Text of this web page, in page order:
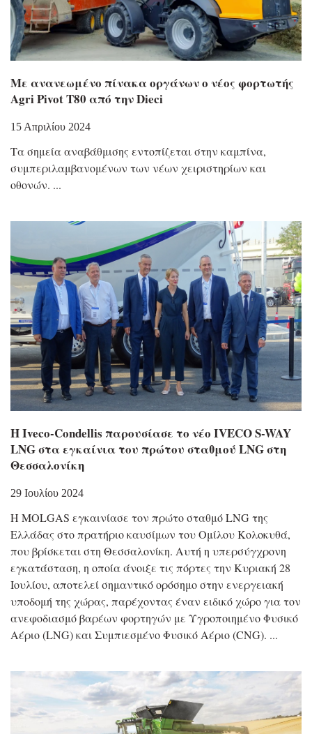
Με ανανεωμένο πίνακα οργάνων ο νέος φορτωτής
Agri Pivot T80 από την Dieci
15 Απριλίου 2024
Τα σημεία αναβάθμισης εντοπίζεται στην καμπίνα,
συμπεριλαμβανομένων των νέων χειριστηρίων και
οθονών.
Η Iveco-Condellis παρουσίασε το νέο IVECO S-WAY
LNG στα εγκαίνια του πρώτου σταθμού LNG στη
Θεσσαλονίκη
29 Ιουλίου 2024
Η MOLGAS εγκαινίασε τον πρώτο σταθμό LNG της
Ελλάδας στο πρατήριο καυσίμων του Ομίλου Κολοκυθά,
που βρίσκεται στη Θεσσαλονίκη. Αυτή η υπερσύγχρονη
εγκατάσταση, η οποία άνοιξε τις πόρτες την Κυριακή 28
Ιουλίου, αποτελεί σημαντικό ορόσημο στην ενεργειακή
υποδομή της χώρας, παρέχοντας έναν ειδικό χώρο για τον
ανεφοδιασμό βαρέων φορτηγών με Υγροποιημένο Φυσικό
Αέριο (LNG) και Συμπιεσμένο Φυσικό Αέριο (CNG).